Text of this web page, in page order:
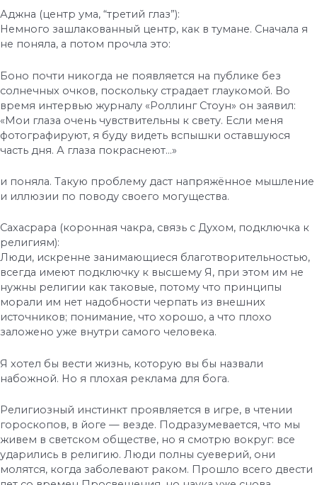
Аджна (центр ума, “третий глаз”):
Немного зашлакованный центр, как в тумане. Сначала я
не поняла, а потом прочла это:
Боно почти никогда не появляется на публике без
солнечных очков, поскольку страдает глаукомой. Во
время интервью журналу «Роллинг Стоун» он заявил:
«Мои глаза очень чувствительны к свету. Если меня
фотографируют, я буду видеть вспышки оставшуюся
часть дня. А глаза покраснеют…»
и поняла. Такую проблему даст напряжённое мышление
и иллюзии по поводу своего могущества.
Сахасрара (коронная чакра, связь с Духом, подключка к
религиям):
Люди, искренне занимающиеся благотворительностью,
всегда имеют подключку к высшему Я, при этом им не
нужны религии как таковые, потому что принципы
морали им нет надобности черпать из внешних
источников; понимание, что хорошо, а что плохо
заложено уже внутри самого человека.
Я хотел бы вести жизнь, которую вы бы назвали
набожной. Но я плохая реклама для бога.
Религиозный инстинкт проявляется в игре, в чтении
гороскопов, в йоге — везде. Подразумевается, что мы
живем в светском обществе, но я смотрю вокруг: все
ударились в религию. Люди полны суеверий, они
молятся, когда заболевают раком. Прошло всего двести